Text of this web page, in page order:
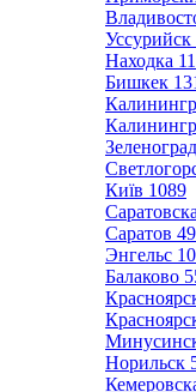
Уссурийск
Находка
Бишкек
Київ 1089
Саратов
Энгельс
Балаково
Норильск